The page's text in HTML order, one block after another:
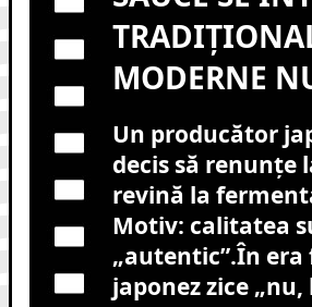
MODERNE
Un producător
decis să renunțe
revină la
Motiv: calitatea
„autentic”.În
japonez zice